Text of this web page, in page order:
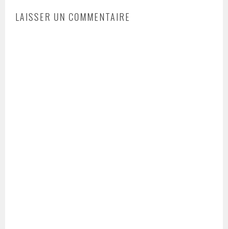
LAISSER UN COMMENTAIRE